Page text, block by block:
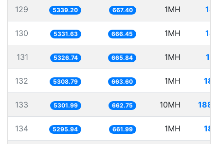
129 5339.20 667.40 1MH
130 5331.63 666.45 1MH
131 5326.74 665.84 1MH
132 5308.79 663.60 1MH
133 5301.99 662.75 10MH
134 5295.94 661.99 1MH